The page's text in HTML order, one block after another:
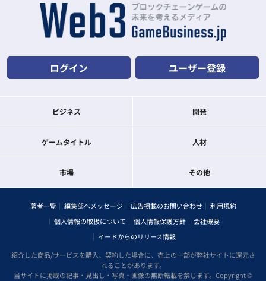
ログイン ユーザー登録
ビジネス 開発
ゲームタイトル 人材
市場 その他
著者一覧 編集部へメッセージ 広告掲載のお問い合わせ
利用規約
個人情報の取扱について
個人情報保護方針
会社概要
イードからのリリース情報
紹介した商品/サービスを購入、契約した場合に、売上の一部が弊社サイトに還元さ
れることがあります。
当サイトに掲載の記事・見出し・写真・画像の無断転載を禁じます。Copyright ©